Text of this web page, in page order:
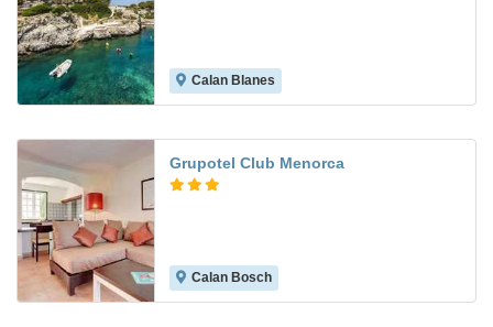
Calan Blanes
Grupotel Club Menorca
Calan Bosch